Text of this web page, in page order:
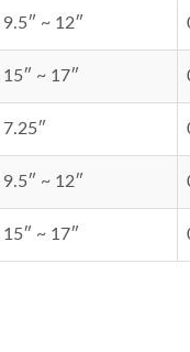
9.5″ ~ 12″
15″ ~ 17″
7.25″
9.5″ ~ 12″
15″ ~ 17″